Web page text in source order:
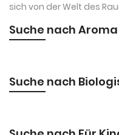
sich von der Welt des
Suche nach Aroma
Suche nach